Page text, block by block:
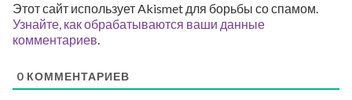
Этот сайт использует Akismet для борьбы со спамом.
Узнайте, как обрабатываются ваши данные
комментариев.
0 КОММЕНТАРИЕВ